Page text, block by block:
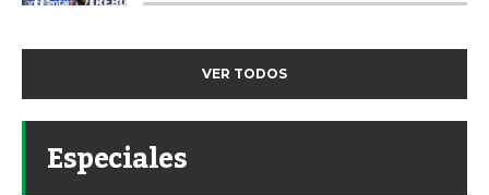
VER TODOS
Especiales